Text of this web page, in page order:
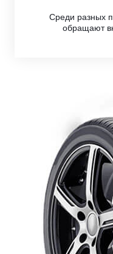
Среди разных
обращают